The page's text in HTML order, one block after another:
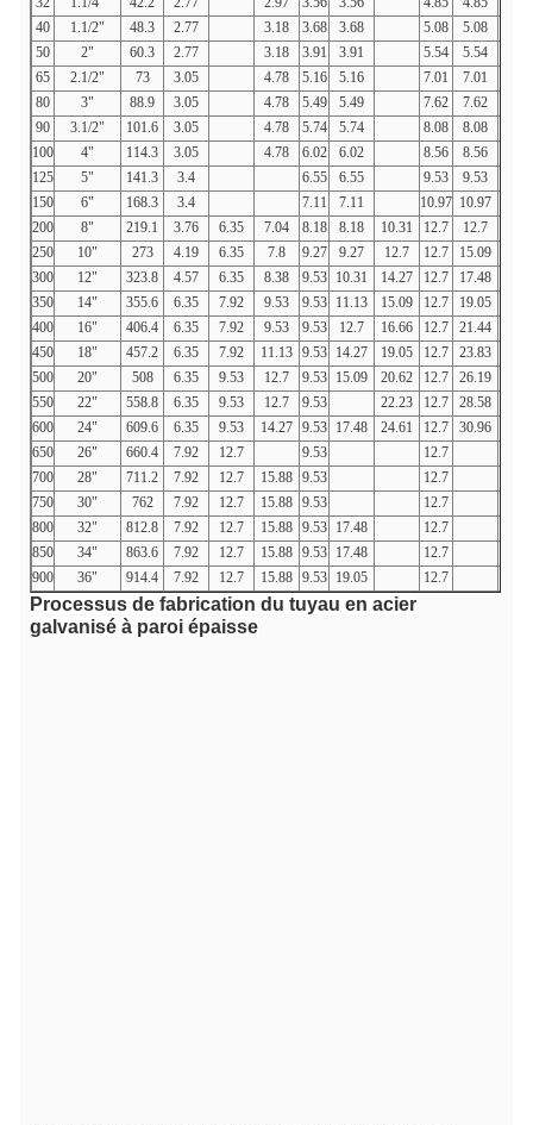
40
1.1/2" 48.3 2.77 3.18 3.68 3.68 5.08
5.08
50
2" 60.3 2.77 3.18 3.91 3.91 5.54
5.54
65
2.1/2" 73 3.05 4.78 5.16 5.16 7.01
7.01
80
3" 88.9 3.05 4.78 5.49 5.49 7.62
7.62
90
3.1/2" 101.6 3.05 4.78 5.74 5.74 8.08
8.08
100
4" 114.3 3.05 4.78 6.02 6.02 8.56
8.56
125
5" 141.3 3.4 6.55 6.55 9.53
9.53
150
6" 168.3 3.4 7.11 7.11 10.97 10.97
200
8" 219.1 3.76 6.35 7.04 8.18 8.18 10.31 12.7 12.7
250
10" 273 4.19 6.35 7.8 9.27 9.27 12.7 12.7 15.09
300
12" 323.8 4.57 6.35 8.38 9.53 10.31 14.27 12.7 17.48
350
14" 355.6 6.35 7.92 9.53 9.53 11.13 15.09 12.7 19.05
400
16" 406.4 6.35 7.92 9.53 9.53 12.7 16.66 12.7 21.44
450
18" 457.2 6.35 7.92 11.13 9.53 14.27 19.05 12.7 23.83
500
20" 508 6.35 9.53 12.7 9.53 15.09 20.62 12.7 26.19
550
22" 558.8 6.35 9.53 12.7 9.53 22.23 12.7 28.58
600
24" 609.6 6.35 9.53 14.27 9.53 17.48 24.61 12.7 30.96
650
26" 660.4 7.92 12.7 9.53
12.7
700
28" 711.2 7.92 12.7 15.88 9.53
12.7
750
30" 762 7.92 12.7 15.88 9.53
12.7
800
32" 812.8 7.92 12.7 15.88 9.53 17.48
12.7
850
34" 863.6 7.92 12.7 15.88 9.53 17.48
12.7
900
36" 914.4 7.92 12.7 15.88 9.53 19.05 12.7
Processus de fabrication du tuyau en acier
galvanisé à paroi épaisse